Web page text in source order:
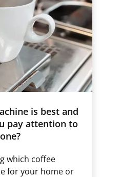
is best and
pay attention to
which coffee
for your home or